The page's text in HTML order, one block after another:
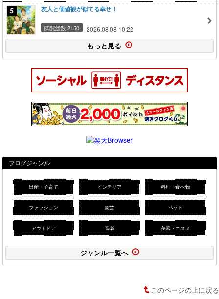
友人と価値観が似てる幸せ！
閲覧総数 2150 2026.08.08 10:22
もっと見る
ブログジャンル
出産・子育て インテリア 料理・食べ物
ファッション 園芸 ペット
アウトドア 音楽 美容・コスメ
ジャンル一覧へ
このページの上に戻る